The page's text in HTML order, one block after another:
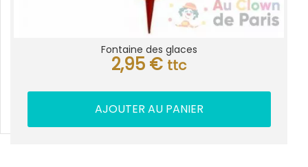
Fontaine des glaces
2,95 € ttc
AJOUTER AU PANIER